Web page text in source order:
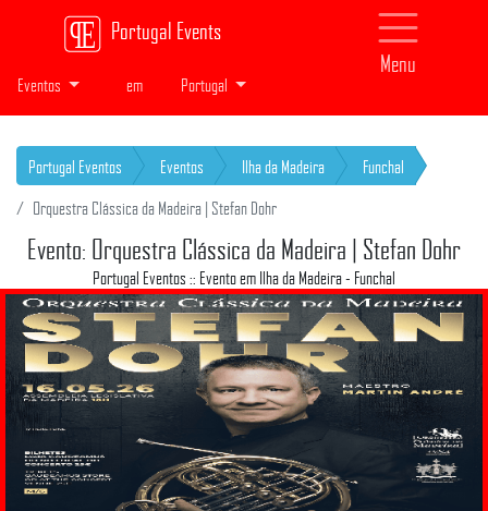
Portugal Events
Menu
Eventos em Portugal
Portugal Eventos Eventos Ilha da Madeira
Funchal
Orquestra Clássica da Madeira | Stefan Dohr
Evento: Orquestra Clássica da Madeira | Stefan Dohr
Portugal Eventos :: Evento em Ilha da Madeira - Funchal